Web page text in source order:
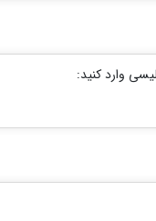
وارد کنید: